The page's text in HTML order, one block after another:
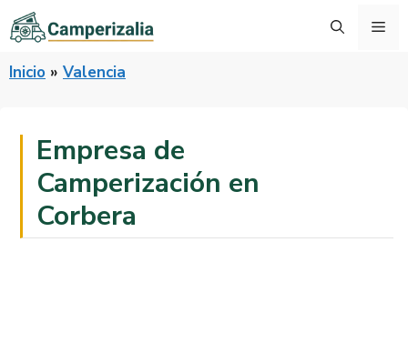
Saltar
al
Inicio » Valencia
Empresa de
Camperización en
Corbera